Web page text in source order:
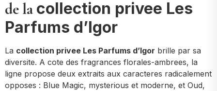
de lacollection privee Les
Parfums d’Igor
La collection privee Les Parfums d’Igor brille par sa
diversite. A cote des fragrances florales-ambrees, la
ligne propose deux extraits aux caracteres radicalement
opposes : Blue Magic, mysterious et moderne, et Oud,